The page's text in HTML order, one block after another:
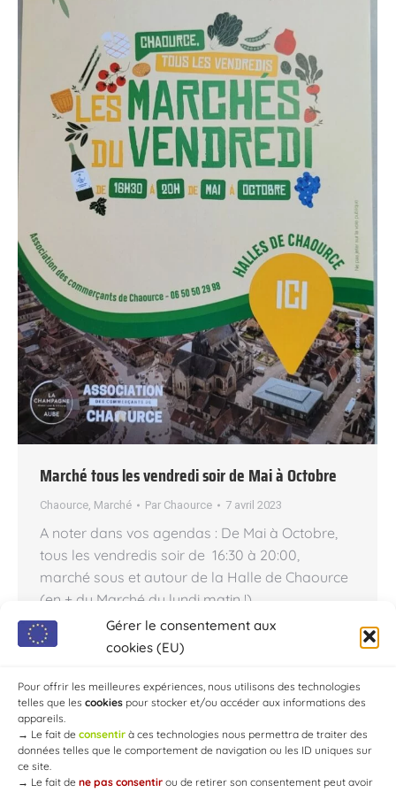
Gérer le consentement aux
cookies (EU)
Pour offrir les meilleures expériences, nous utilisons des technologies
telles que les cookies pour stocker et/ou accéder aux informations des
appareils.
→ Le fait de consentir à ces technologies nous permettra de traiter des
données telles que le comportement de navigation ou les ID uniques sur
ce site.
→ Le fait de ne pas consentir ou de retirer son consentement peut avoir
Marché tous les vendredi soir de Mai à Octobre
Chaource, Marché Par Chaource 7 avril 2023
A noter dans vos agendas : De Mai à Octobre,
tous les vendredis soir de 16:30 à 20:00,
marché sous et autour de la Halle de Chaource
(en + du Marché du lundi matin !)..
Commerçants, artisans, agriculteur, viticulteurs,
produits du terroir, artistes, etc. Inauguration le 5
exposer…